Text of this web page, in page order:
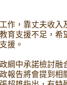
作，靠丈夫收入
育支援不足，希
援。
綱中承諾檢討融
報告將會提到相